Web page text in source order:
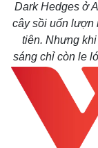
Dark Hedges ở
cây sồi uốn lượn
tiên. Nhưng
sáng chỉ còn le